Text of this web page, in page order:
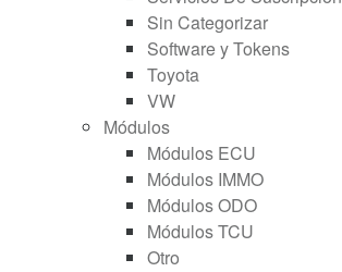
Sin Categorizar
Software y Tokens
Toyota
VW
Módulos
Módulos ECU
Módulos IMMO
Módulos ODO
Módulos TCU
Otro